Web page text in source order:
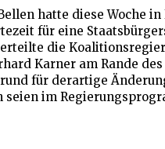
hatte diese Woche
für eine
die
Karner am Rande
für derartige
im